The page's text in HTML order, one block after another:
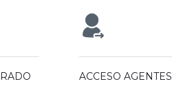
ACCESO AGENTES